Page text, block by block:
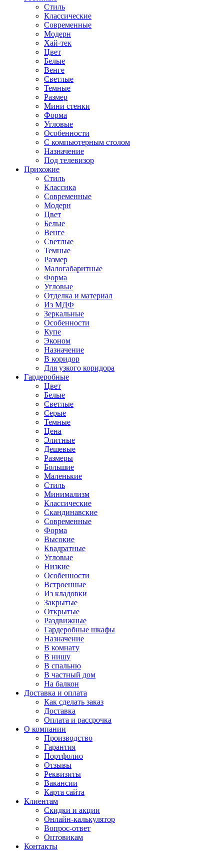
Стиль
Классические
Современные
Модерн
Хай-тек
Цвет
Белые
Венге
Светлые
Темные
Размер
Мини стенки
Форма
Угловые
Особенности
С компьютерным столом
Назначение
Под телевизор
Прихожие
Стиль
Классика
Современные
Модерн
Цвет
Белые
Венге
Светлые
Темные
Размер
Малогабаритные
Форма
Угловые
Отделка и материал
Из МДФ
Зеркальные
Особенности
Купе
Эконом
Назначение
В коридор
Для узкого коридора
Гардеробные
Цвет
Белые
Светлые
Серые
Темные
Цена
Элитные
Дешевые
Размеры
Большие
Маленькие
Стиль
Минимализм
Классические
Скандинавские
Современные
Форма
Высокие
Квадратные
Угловые
Низкие
Особенности
Встроенные
Из кладовки
Закрытые
Открытые
Раздвижные
Гардеробные шкафы
Назначение
В комнату
В нишу
В спальню
В частный дом
На балкон
Доставка и оплата
Как сделать заказ
Доставка
Оплата и рассрочка
О компании
Производство
Гарантия
Портфолио
Отзывы
Реквизиты
Вакансии
Карта сайта
Клиентам
Скидки и акции
Онлайн-калькулятор
Вопрос-ответ
Оптовикам
Контакты